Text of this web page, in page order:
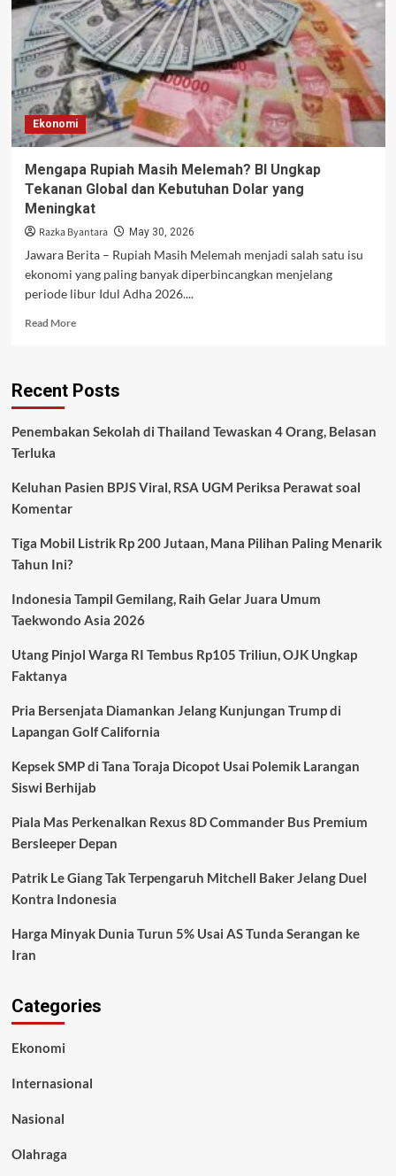
Strategi
Baru
Jaga
Stabilitas
Rupiah
Ekonomi
Mengapa Rupiah Masih Melemah? BI Ungkap
Tekanan Global dan Kebutuhan Dolar yang
Meningkat
Razka Byantara May 30, 2026
Jawara Berita – Rupiah Masih Melemah menjadi salah satu isu
ekonomi yang paling banyak diperbincangkan menjelang
periode libur Idul Adha 2026....
Read MoreRead
Rupiah
BI
Global
Dolar
Recent Posts
Penembakan Sekolah di Thailand Tewaskan 4 Orang, Belasan
Terluka
Keluhan Pasien BPJS Viral, RSA UGM Periksa Perawat soal
Komentar
Tiga Mobil Listrik Rp 200 Jutaan, Mana Pilihan Paling Menarik
Tahun Ini?
Indonesia Tampil Gemilang, Raih Gelar Juara Umum
Taekwondo Asia 2026
Utang Pinjol Warga RI Tembus Rp105 Triliun, OJK Ungkap
Faktanya
Pria Bersenjata Diamankan Jelang Kunjungan Trump di
Lapangan Golf California
Kepsek SMP di Tana Toraja Dicopot Usai Polemik Larangan
Siswi Berhijab
Piala Mas Perkenalkan Rexus 8D Commander Bus Premium
Bersleeper Depan
Patrik Le Giang Tak Terpengaruh Mitchell Baker Jelang Duel
Kontra Indonesia
Harga Minyak Dunia Turun 5% Usai AS Tunda Serangan ke
Iran
Categories
Ekonomi
Internasional
Nasional
Olahraga